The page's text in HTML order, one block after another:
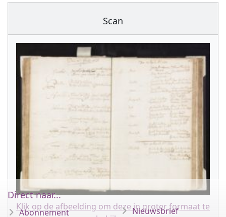
Scan
Klik op de afbeelding om deze in groter formaat te
Direct naar...
Abonnement Nieuwsbrief